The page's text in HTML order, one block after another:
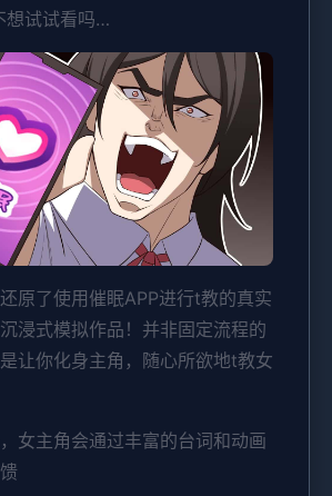
想试试看吗…
原了使用催眠APP进行t教的真实
浸式模拟作品！并非固定流程的
让你化身主角，随心所欲地t教女
女主角会通过丰富的台词和动画